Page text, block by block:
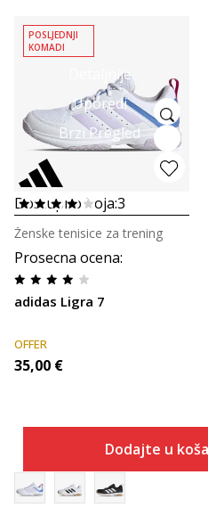
Detaljnije
Uporedi
Brzi Pregled
POSLJEDNJI
KOMADI
Dostupno boja:3
Prosecna ocena:
adidas Ligra 7
Ženske tenisice za trening
OFFER
35,00 €
Dodajte u